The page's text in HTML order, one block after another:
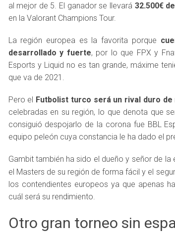
al mejor de 5. El ganador se llevará 32.500€
en la Valorant Champions Tour.
La región europea es la favorita porque
desarrollado y fuerte, por lo que FPX y
Esports y Liquid no es tan grande, máxime
que va de 2021.
Pero el Futbolist turco será un rival duro de
celebradas en su región, lo que denota que
consiguió despojarlo de la corona fue BBL
equipo peleón cuya constancia le ha dado el
Gambit también ha sido el dueño y señor de la
el Masters de su región de forma fácil y el
los contendientes europeos ya que apenas
cuál será su rendimiento.
Otro gran torneo sin